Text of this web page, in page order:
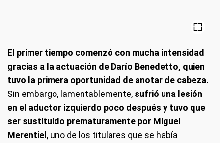
El primer tiempo comenzó con mucha intensidad
gracias a la actuación de Darío Benedetto, quien
tuvo la primera oportunidad de anotar de cabeza.
Sin embargo, lamentablemente, sufrió una lesión
en el aductor izquierdo poco después y tuvo que
ser sustituido prematuramente por Miguel
Merentiel , uno de los titulares que se había